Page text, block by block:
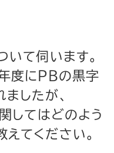
いて伺います。
にＰＢの黒字
したが、
してはどのよう
てください。